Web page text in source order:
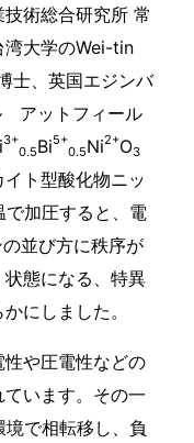
術総合研究所 常
湾大学のWei-tin
士、英国エジンバ
アットフィール
3+
0.5Bi5+
0.5Ni2+O3
ト型酸化物ニッ
で加圧すると、電
並び方に秩序が
態になる、特異
にしました。
や圧電性などの
います。その一
で相転移し、負